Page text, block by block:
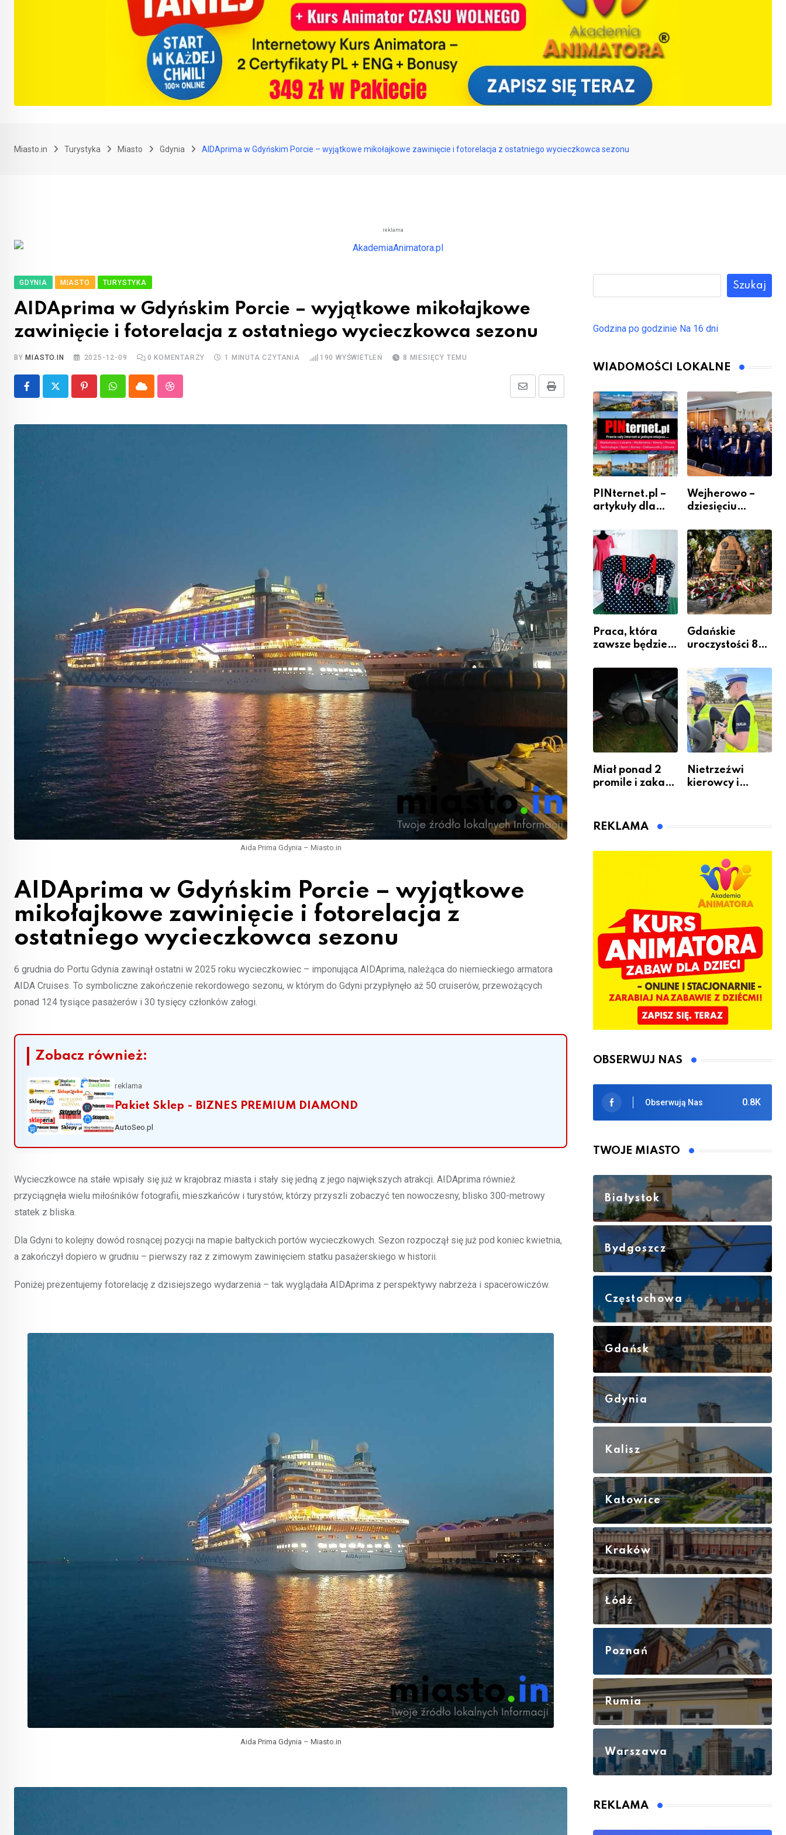
Miasto.in Turystyka Miasto Gdynia AIDAprima w Gdyńskim Porcie – wyjątkowe mikołajkowe zawinięcie i fotorelacja z ostatniego wycieczkowca sezonu
reklama
GDYNIA MIASTO TURYSTYKA
AIDAprima w Gdyńskim Porcie – wyjątkowe mikołajkowe
zawinięcie i fotorelacja z ostatniego wycieczkowca sezonu
BY MIASTO.IN 2025-12-09 0 KOMENTARZY 1 MINUTA CZYTANIA 190 WYŚWIETLEŃ 8 MIESIĘCY TEMU
PinterestWhatsappCloud StumbleUpon Print
Share
Email
Aida Prima Gdynia – Miasto.in
AIDAprima w Gdyńskim Porcie – wyjątkowe
mikołajkowe zawinięcie i fotorelacja z
ostatniego wycieczkowca sezonu
6 grudnia do Portu Gdynia zawinął ostatni w 2025 roku wycieczkowiec – imponująca AIDAprima, należąca do niemieckiego armatora
AIDA Cruises. To symboliczne zakończenie rekordowego sezonu, w którym do Gdyni przypłynęło aż 50 cruiserów, przewożących
ponad 124 tysiące pasażerów i 30 tysięcy członków załogi.
Zobacz również:
reklama
Pakiet Sklep - BIZNES PREMIUM DIAMOND
AutoSeo.pl
Wycieczkowce na stałe wpisały się już w krajobraz miasta i stały się jedną z jego największych atrakcji. AIDAprima również
przyciągnęła wielu miłośników fotografii, mieszkańców i turystów, którzy przyszli zobaczyć ten nowoczesny, blisko 300-metrowy
statek z bliska.
Dla Gdyni to kolejny dowód rosnącej pozycji na mapie bałtyckich portów wycieczkowych. Sezon rozpoczął się już pod koniec kwietnia,
a zakończył dopiero w grudniu – pierwszy raz z zimowym zawinięciem statku pasażerskiego w historii.
Poniżej prezentujemy fotorelację z dzisiejszego wydarzenia – tak wyglądała AIDAprima z perspektywy nabrzeża i spacerowiczów.
Aida Prima Gdynia – Miasto.in
Szukaj
Godzina po godzinie Na 16 dni
WIADOMOŚCI LOKALNE
PINternet.pl –
artykuły dla
jako inwestycja
w widoczność
Wejherowo –
dziesięciu
policjantów w
szeregach
Komendy
Powiatowej
Praca, która
zawsze będzie
krawiectwo
zawodem
przyszłości i
gdzie się go
nauczyć?
Gdańskie
uroczystości 82.
wybuchu
Powstania
Warszawskiego
Miał ponad 2
promile i zakaz
kierownicę w
Nietrzeźwi
kierowcy i
REKLAMA
OBSERWUJ NAS
0.8K
Obserwują Nas
TWOJE MIASTO
Białystok
Bydgoszcz
Częstochowa
Gdańsk
Gdynia
Kalisz
Katowice
Kraków
Łódź
Poznań
Rumia
Warszawa
REKLAMA